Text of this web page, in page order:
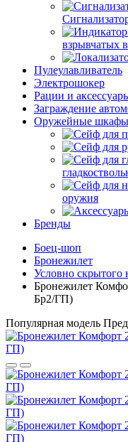
взрывчатых
Пулеулавливатель
Электрошокер
Рации и
Заграждение
Оружейные
оружия
Бренды
Боец-шоп
Бронежилет
Условно скрытого
Бронежилет
Бр2/ГП)
Популярная модель